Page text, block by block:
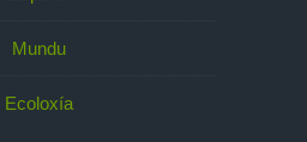
Mundu
Ecoloxía